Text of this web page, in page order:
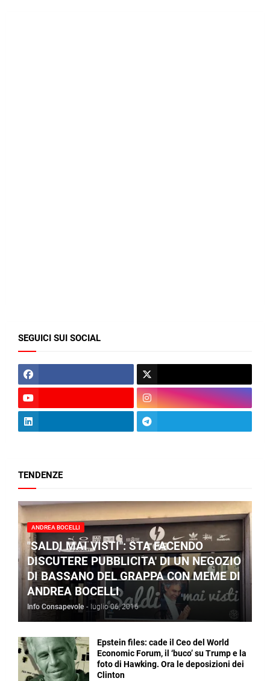
SEGUICI SUI SOCIAL
TENDENZE
ANDREA BOCELLI
"SALDI MAI VISTI": STA FACENDO
DISCUTERE PUBBLICITA' DI UN NEGOZIO
DI BASSANO DEL GRAPPA CON MEME DI
ANDREA BOCELLI
Info Consapevole - luglio 06, 2016
Epstein files: cade il Ceo del World
Economic Forum, il ‘buco’ su Trump e la
foto di Hawking. Ora le deposizioni dei
Clinton